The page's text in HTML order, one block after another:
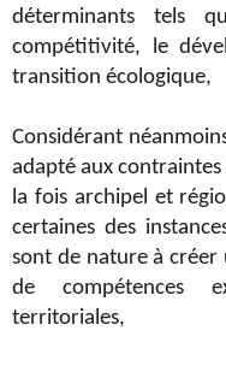
déterminants tels
compétitivité, le
transition écologique,
Considérant
adapté aux
la fois archipel et
certaines des
sont de nature à créer
de compétences
territoriales,